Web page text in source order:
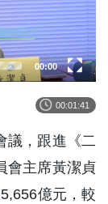
00:00
00:01:41
議，跟進《二
會主席黃潔貞
億元，較